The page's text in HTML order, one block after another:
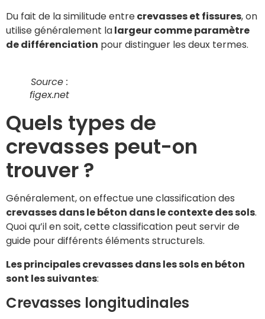
Du fait de la similitude entrecrevasses et fissures, on
utilise généralement lalargeur comme paramètre
de différenciation pour distinguer les deux termes.
Source :
figex.net
Quels types de
crevasses peut-on
trouver ?
Généralement, on effectue une classification des
crevasses dans le béton dans le contexte des sols.
Quoi qu’il en soit, cette classification peut servir de
guide pour différents éléments structurels.
Les principales crevasses dans les sols en béton
sont les suivantes:
Crevasses longitudinales